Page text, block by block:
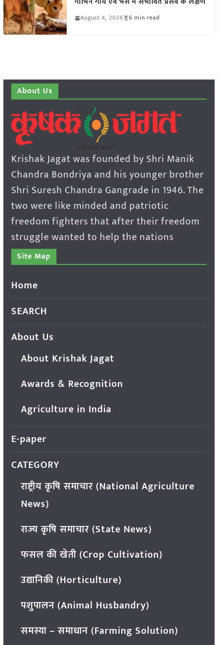
August 4, 2026 6 min read
About Us
Krishak Jagat was founded by Shri Manik
Chandra Bondriya and his younger brother
Shri Suresh Chandra Gangrade in 1946. The
two were like minded and patriotic
freedom fighters that after their freedom
struggle wanted to help the nations
Site Map
Home
SEARCH
About Us
About Krishak Jagat
Awards & Recognition
Agriculture in India
E-paper
CATEGORY
राष्ट्रीय कृषि समाचार (National Agriculture
News)
राज्य कृषि समाचार (State News)
फसल की खेती (Crop Cultivation)
उद्यानिकी (Horticulture)
पशुपालन (Animal Husbandry)
समस्या – समाधान (Farming Solution)